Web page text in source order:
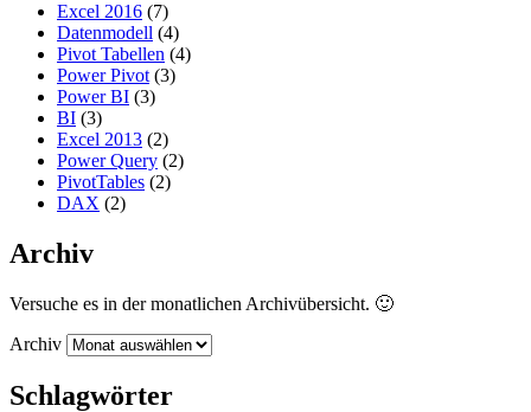
Excel 2016 (7)
Datenmodell (4)
Pivot Tabellen (4)
Power Pivot (3)
Power BI (3)
BI (3)
Excel 2013 (2)
Power Query (2)
PivotTables (2)
DAX (2)
Archiv
Versuche es in der monatlichen Archivübersicht. 🙂
Archiv
Schlagwörter